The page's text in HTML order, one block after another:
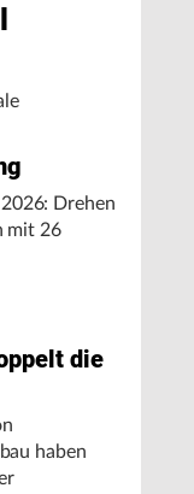
Drehen
mit 26
die
haben